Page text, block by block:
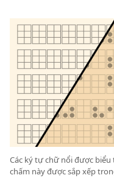
Các ký tự chữ nổi được biểu
chấm này được sắp xếp